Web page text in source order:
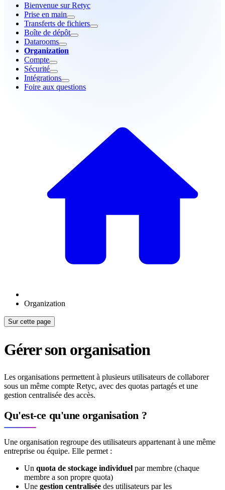
Bienvenue sur Retyc
Prise en main
Transferts de fichiers
Boîte de dépôt
Datarooms
Organization
Compte
Sécurité
Intégrations
Foire aux questions
Organization
Sur cette page
Gérer son organisation
Les organisations permettent à plusieurs utilisateurs de collaborer
sous un même compte Retyc, avec des quotas partagés et une
gestion centralisée des accès.
Qu'est-ce qu'une organisation ?
Une organisation regroupe des utilisateurs appartenant à une même
entreprise ou équipe. Elle permet :
Un quota de stockage individuel par membre (chaque
membre a son propre quota)
Une gestion centralisée des utilisateurs par les